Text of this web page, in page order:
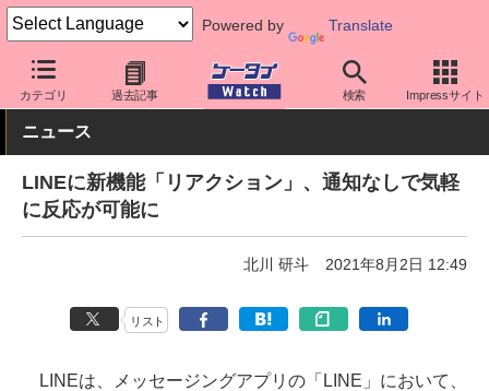
Powered by Translate
カテゴリ 過去記事 検索 Impressサイト
ケータイ Watch アプリ・サービス SNS
ニュース
LINEに新機能「リアクション」、通知なしで気軽
に反応が可能に
北川 研斗 2021年8月2日 12:49
リスト
LINEは、メッセージングアプリの「LINE」において、